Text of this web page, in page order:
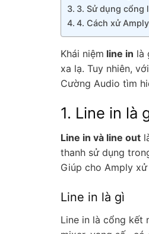
3. Sử dụng cổng
4. Cách xử
Khái niệm line in là
xa lạ. Tuy nhiên,
Cường Audio tìm
1. Line in là
Line in và line out
thanh sử dụng
Giúp cho Amply
Line in là gì
Line in là cổng kết